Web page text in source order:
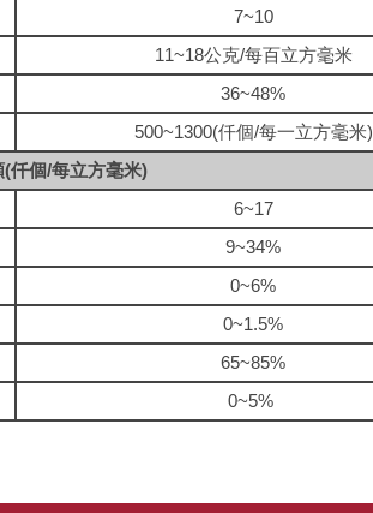
7~10
11~18公克/每百立方毫米
36~48%
500~1300(仟個/每一立方毫米)
仟個/每立方毫米)
6~17
9~34%
0~6%
0~1.5%
65~85%
0~5%